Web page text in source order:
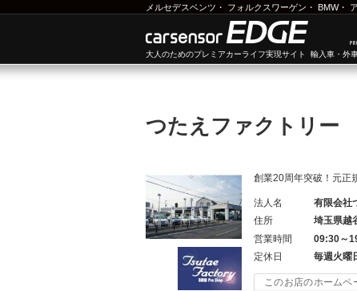
メルセデスベンツ ・ フォルクスワーゲン ・ BMW・
大人のためのプレミアカーライフ実現サイト 輸入車・外
つたえファクトリー
創業20周年突破！元正
法人名
有限会社
住所
埼玉県越
営業時間
09:30～
定休日
毎週火曜
このお店のホームペ